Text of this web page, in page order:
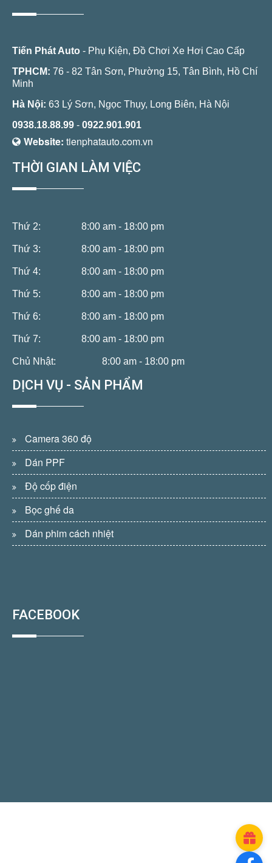
Tiến Phát Auto - Phụ Kiện, Đồ Chơi Xe Hơi Cao Cấp
TPHCM: 76 - 82 Tân Sơn, Phường 15, Tân Bình, Hồ Chí
Minh
Hà Nội: 63 Lý Sơn, Ngọc Thụy, Long Biên, Hà Nội
0938.18.88.99 - 0922.901.901
Website: tienphatauto.com.vn
THỜI GIAN LÀM VIỆC
Thứ 2: 8:00 am - 18:00 pm
Thứ 3: 8:00 am - 18:00 pm
Thứ 4: 8:00 am - 18:00 pm
Thứ 5: 8:00 am - 18:00 pm
Thứ 6: 8:00 am - 18:00 pm
Thứ 7: 8:00 am - 18:00 pm
Chủ Nhật: 8:00 am - 18:00 pm
DỊCH VỤ - SẢN PHẨM
Camera 360 độ
Dán PPF
Độ cốp điện
Bọc ghế da
Dán phim cách nhiệt
FACEBOOK